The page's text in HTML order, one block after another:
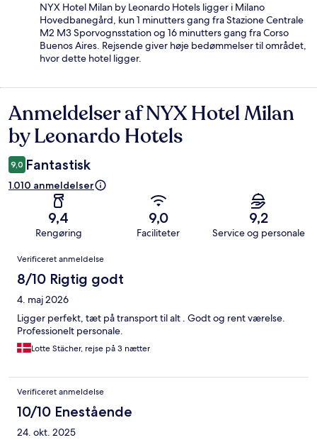
NYX Hotel Milan by Leonardo Hotels ligger i Milano
Hovedbanegård, kun 1 minutters gang fra Stazione Centrale
M2 M3 Sporvognsstation og 16 minutters gang fra Corso
Buenos Aires. Rejsende giver høje bedømmelser til området,
hvor dette hotel ligger.
Anmeldelser
Anmeldelser af NYX Hotel Milan
by Leonardo Hotels
9,0 Fantastisk
1.010 anmeldelser
9,4
Rengøring
9,0
Faciliteter
9,2
Service og personale
Anmeldelser
Verificeret anmeldelse
8/10 Rigtig godt
4. maj 2026
Ligger perfekt, tæt på transport til alt . Godt og rent værelse.
Professionelt personale.
Lotte Stächer, rejse på 3 nætter
Verificeret anmeldelse
10/10 Enestående
24. okt. 2025